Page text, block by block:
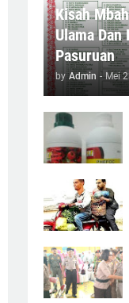
Kisah
Ulama Dan
Pasuruan
by Admin - Mei